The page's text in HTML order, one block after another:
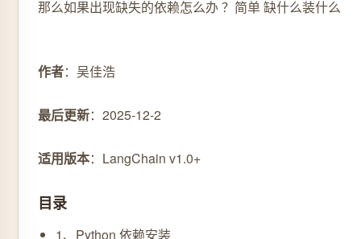
那么如果出现缺失的依赖怎么办 ？简单 缺什么装什么
作者：吴佳浩
最后更新：2025-12-2
适用版本：LangChain v1.0+
目录
1、Python 依赖安装